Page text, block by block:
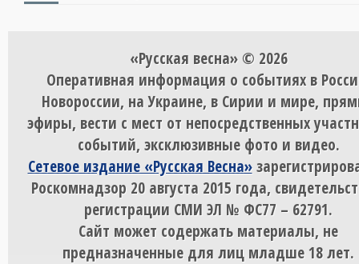
«Русская весна» © 2026
Оперативная информация о событиях в
Новороссии, на Украине, в Сирии и мире,
эфиры, вести с мест от непосредственных
событий, эксклюзивные фото и видео.
Сетевое издание «Русская Весна»
Роскомнадзор 20 августа 2015 года,
регистрации СМИ ЭЛ № ФС77 – 62791.
Сайт может содержать материалы, не
предназначенные для лиц младше 18 лет.